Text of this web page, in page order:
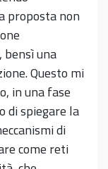
proposta non
bensì una
Questo mi
in una fase
di spiegare la
di
come reti